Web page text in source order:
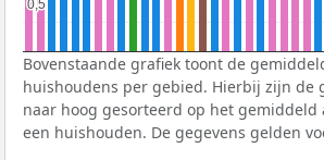
0,5
0,5
Bovenstaande grafiek toont de
huishoudens per gebied. Hierbij zijn de
naar hoog gesorteerd op het gemiddeld
een huishouden. De gegevens gelden